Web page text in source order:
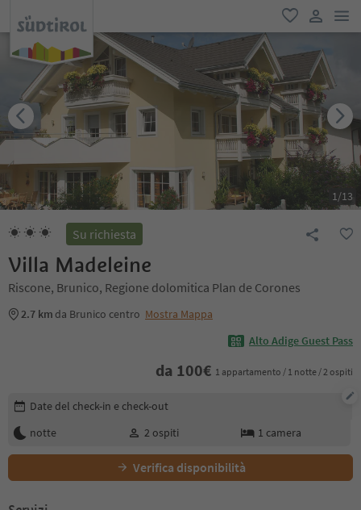
favoriti
user link
1/13
Su richiesta
Villa Madeleine
Riscone, Brunico, Regione dolomitica Plan de Corones
2.7 km da Brunico centro Mostra Mappa
Alto Adige Guest Pass
da 100€ 1 appartamento / 1 notte / 2 ospiti
Modifica i dettagli della prenotazione
Date del check-in e check-out
notte
2 ospiti 1 camera
Verifica disponibilità